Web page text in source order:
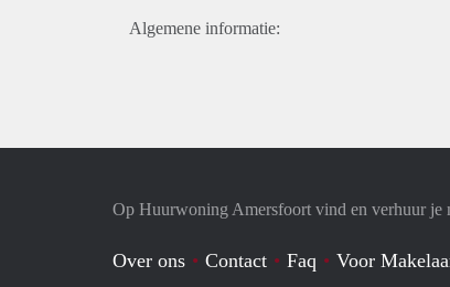
Algemene informatie:
Op Huurwoning Amersfoort vind en verhuur
Over ons Contact Faq
Voor